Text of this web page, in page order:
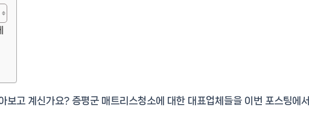
보고 계신가요? 증평군 매트리스청소에 대한 대표업체들을 이번 포스팅에서